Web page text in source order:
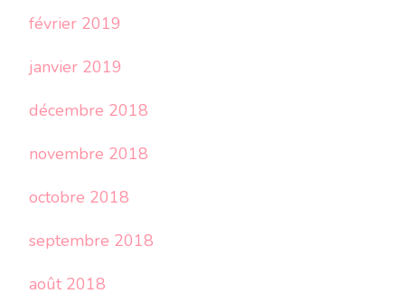
février 2019
janvier 2019
décembre 2018
novembre 2018
octobre 2018
septembre 2018
août 2018